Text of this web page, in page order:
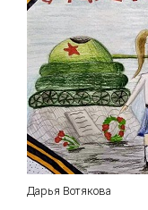
Дарья Вотякова